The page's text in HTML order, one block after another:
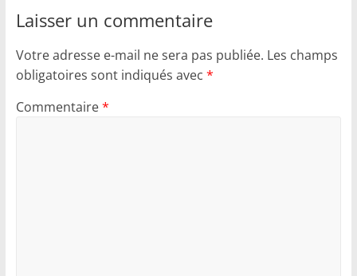
Laisser un commentaire
Votre adresse e-mail ne sera pas publiée. Les champs
obligatoires sont indiqués avec *
Commentaire*